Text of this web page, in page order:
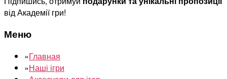
від Академії гри!
Меню
»Главная
»Наші ігри